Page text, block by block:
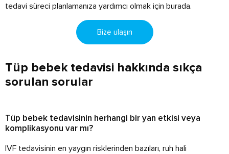
tedavi süreci planlamanıza yardımcı olmak için burada.
Bize ulaşın
Tüp bebek tedavisi hakkında sıkça
sorulan sorular
Tüp bebek tedavisinin herhangi bir yan etkisi veya
komplikasyonu var mı?
IVF tedavisinin en yaygın risklerinden bazıları, ruh hali